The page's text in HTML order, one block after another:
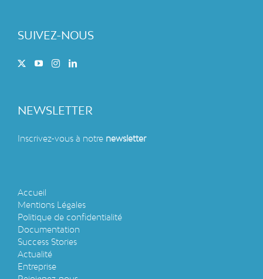
SUIVEZ-NOUS
NEWSLETTER
Inscrivez-vous à notre newsletter
Accueil
Mentions Légales
Politique de confidentialité
Documentation
Success Stories
Actualité
Entreprise